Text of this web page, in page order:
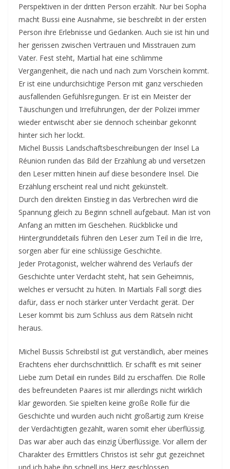
Perspektiven in der dritten Person erzählt. Nur bei Sopha
macht Bussi eine Ausnahme, sie beschreibt in der ersten
Person ihre Erlebnisse und Gedanken. Auch sie ist hin und
her gerissen zwischen Vertrauen und Misstrauen zum
Vater. Fest steht, Martial hat eine schlimme
Vergangenheit, die nach und nach zum Vorschein kommt.
Er ist eine undurchsichtige Person mit ganz verschieden
ausfallenden Gefühlsregungen. Er ist ein Meister der
Täuschungen und Irreführungen, der der Polizei immer
wieder entwischt aber sie dennoch scheinbar gekonnt
hinter sich her lockt.
Michel Bussis Landschaftsbeschreibungen der Insel La
Réunion runden das Bild der Erzählung ab und versetzen
den Leser mitten hinein auf diese besondere Insel. Die
Erzählung erscheint real und nicht gekünstelt.
Durch den direkten Einstieg in das Verbrechen wird die
Spannung gleich zu Beginn schnell aufgebaut. Man ist von
Anfang an mitten im Geschehen. Rückblicke und
Hintergrunddetails führen den Leser zum Teil in die Irre,
sorgen aber für eine schlüssige Geschichte.
Jeder Protagonist, welcher während des Verlaufs der
Geschichte unter Verdacht steht, hat sein Geheimnis,
welches er versucht zu hüten. In Martials Fall sorgt dies
dafür, dass er noch stärker unter Verdacht gerät. Der
Leser kommt bis zum Schluss aus dem Rätseln nicht
heraus.
Michel Bussis Schreibstil ist gut verständlich, aber meines
Erachtens eher durchschnittlich. Er schafft es mit seiner
Liebe zum Detail ein rundes Bild zu erschaffen. Die Rolle
des befreundeten Paares ist mir allerdings nicht wirklich
klar geworden. Sie spielten keine große Rolle für die
Geschichte und wurden auch nicht großartig zum Kreise
der Verdächtigten gezählt, waren somit eher überflüssig.
Das war aber auch das einzig Überflüssige. Vor allem der
Charakter des Ermittlers Christos ist sehr gut gezeichnet